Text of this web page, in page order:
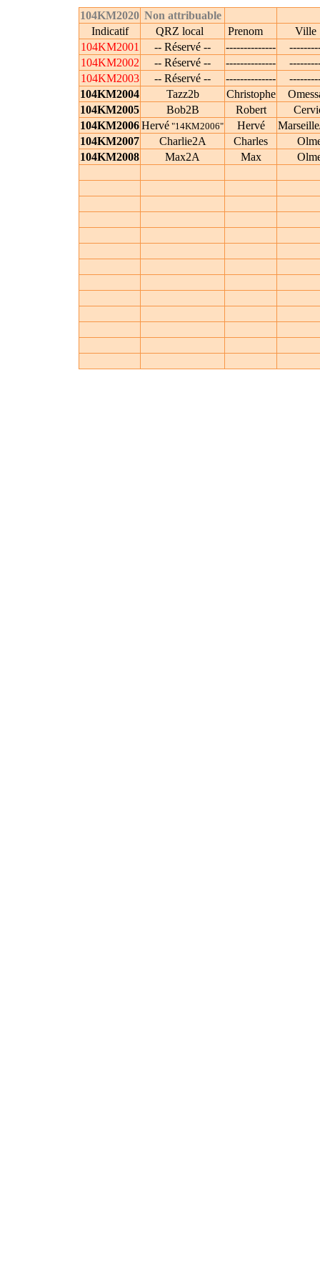
104KM2020 Non attribuable
Indicatif
QRZ local Prenom
104KM2001
-- Réservé -- --------------
104KM2002
-- Réservé -- --------------
104KM2003
-- Réservé -- --------------
104KM2004
Tazz2b Christophe
104KM2005
Bob2B Robert
104KM2006Hervé "14KM2006" Hervé
104KM2007
Charlie2A Charles
104KM2008
Max2A Max